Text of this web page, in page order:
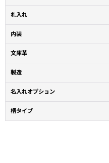
札入れ
内装
文庫革
製造
名入れオプション
柄タイプ